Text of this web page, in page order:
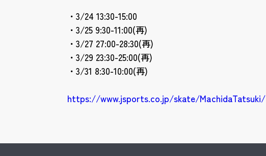
・3/24 13:30-15:00
・3/25 9:30-11:00(再)
・3/27 27:00-28:30(再)
・3/29 23:30-25:00(再)
・3/31 8:30-10:00(再)
https://www.jsports.co.jp/skate/MachidaTatsuki/